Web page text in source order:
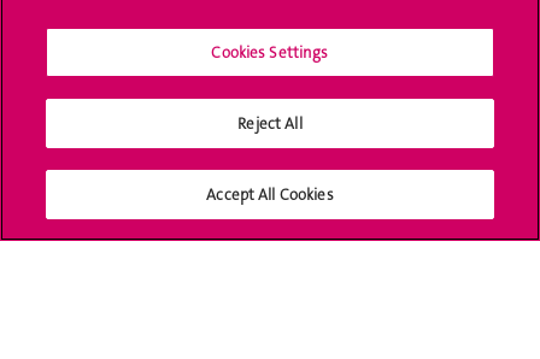
Offres d'emploi
Bibliothèque
Médias sociaux UNIGE
Cookies Settings
Reject All
Accept All Cookies